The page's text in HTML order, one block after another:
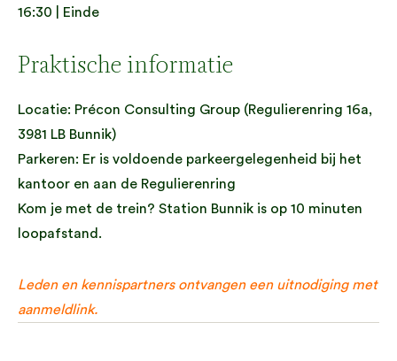
16:30 | Einde
Praktische informatie
Locatie: Précon Consulting Group (Regulierenring 16a,
3981 LB Bunnik)
Parkeren: Er is voldoende parkeergelegenheid bij het
kantoor en aan de Regulierenring
Kom je met de trein? Station Bunnik is op 10 minuten
loopafstand.
Leden en kennispartners ontvangen een uitnodiging met
aanmeldlink.